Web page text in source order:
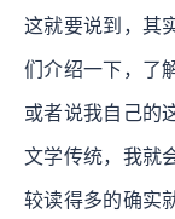
这就要说到，其
们介绍一下，了
或者说我自己的
文学传统，我就
较读得多的确实